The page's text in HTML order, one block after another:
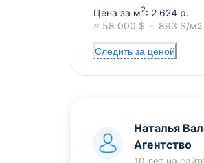
Цена за м2: 2 624 р.
≈ 58 000 $ 893 $/м2
Следить за ценой
Наталья
Агентство